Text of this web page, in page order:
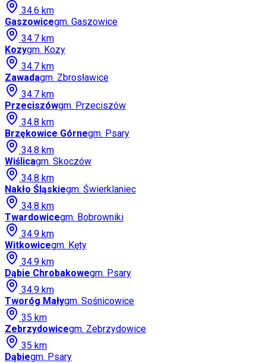
34.6 km
Gaszowicegm. Gaszowice
34.7 km
Kozygm. Kozy
34.7 km
Zawadagm. Zbrosławice
34.7 km
Przeciszówgm. Przeciszów
34.8 km
Brzękowice Górnegm. Psary
34.8 km
Wiślicagm. Skoczów
34.8 km
Nakło Śląskiegm. Świerklaniec
34.8 km
Twardowicegm. Bobrowniki
34.9 km
Witkowicegm. Kęty
34.9 km
Dąbie Chrobakowegm. Psary
34.9 km
Tworóg Małygm. Sośnicowice
35 km
Zebrzydowicegm. Zebrzydowice
35 km
Dąbiegm. Psary